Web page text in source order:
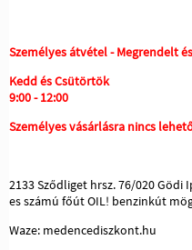
Személyes átvétel - Megrendelt
Kedd és Csütörtök
9:00 - 12:00
Személyes vásárlásra nincs
2133 Sződliget hrsz. 76/020
es számú főút OIL! benzinkút
Waze: medencediszkont.hu